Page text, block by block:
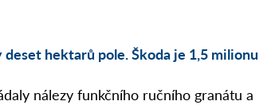
deset hektarů pole. Škoda je 1,5 milionu
nálezy funkčního ručního granátu a